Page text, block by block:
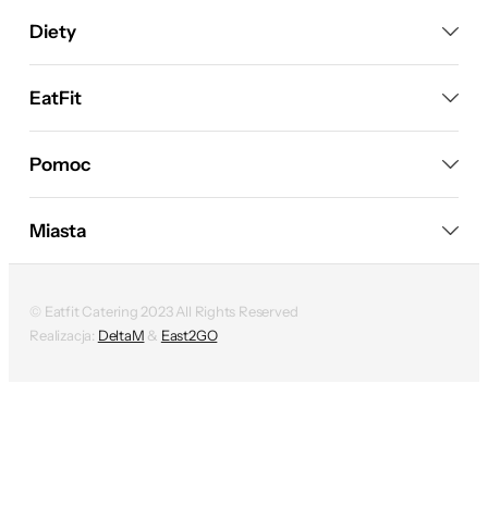
Diety
EatFit
Pomoc
© Eatfit Catering 2023 All Rights Reserved
Realizacja: DeltaM & East2GO
Miasta